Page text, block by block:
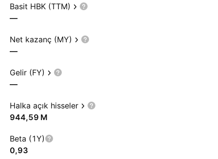
Basit HBK (TTM)
—
Net kazanç (MY)
—
Gelir (FY)
—
Halka açık hisseler
‪944,59 M‬
Beta (1Y)
0,93